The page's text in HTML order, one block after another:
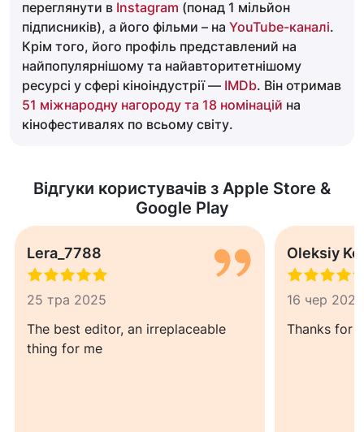
переглянути в Instagram (понад 1 мільйон
підписників), а його фільми – на YouTube-каналі.
Крім того, його профіль представлений на
найпопулярнішому та найавторитетнішому
ресурсі у сфері кіноіндустрії — IMDb. Він отримав
51 міжнародну нагороду та 18 номінацій на
кінофестивалях по всьому світу.
Відгуки користувачів з Apple Store &
Google Play
Lera_7788
25 тра 2025
The best editor, an irreplaceable
thing for me
Oleksiy
16 чер 2024
Thanks for